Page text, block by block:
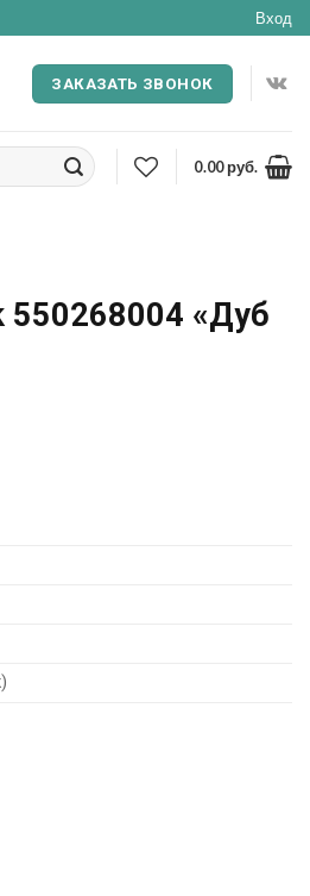
Вход
ЗАКАЗАТЬ ЗВОНОК
0.00руб.
550268004 «Дуб